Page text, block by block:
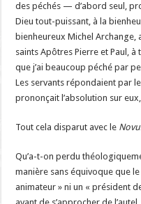
des péchés — d’abord seul,
Dieu tout-puissant, à la
bienheureux Michel Archange,
saints Apôtres Pierre et Paul,
que j’ai beaucoup péché par
Les servants répondaient par
prononçait l’absolution sur
Tout cela disparut avec le
Qu’a-t-on perdu
manière sans équivoque que
animateur » ni un « président